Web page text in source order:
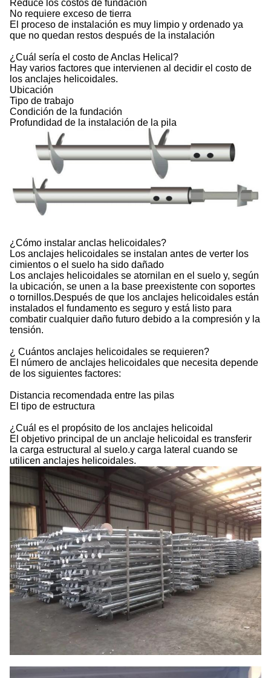
Reduce los costos de fundación
No requiere exceso de tierra
El proceso de instalación es muy limpio y ordenado ya
que no quedan restos después de la instalación
¿Cuál sería el costo de Anclas Helical?
Hay varios factores que intervienen al decidir el costo de
los anclajes helicoidales.
Ubicación
Tipo de trabajo
Condición de la fundación
Profundidad de la instalación de la pila
¿Cómo instalar anclas helicoidales?
Los anclajes helicoidales se instalan antes de verter los
cimientos o el suelo ha sido dañado
Los anclajes helicoidales se atornilan en el suelo y, según
la ubicación, se unen a la base preexistente con soportes
o tornillos.Después de que los anclajes helicoidales están
instalados el fundamento es seguro y está listo para
combatir cualquier daño futuro debido a la compresión y la
tensión.
¿ Cuántos anclajes helicoidales se requieren?
El número de anclajes helicoidales que necesita depende
de los siguientes factores:
Distancia recomendada entre las pilas
El tipo de estructura
¿Cuál es el propósito de los anclajes helicoidal
El objetivo principal de un anclaje helicoidal es transferir
la carga estructural al suelo.y carga lateral cuando se
utilicen anclajes helicoidales.